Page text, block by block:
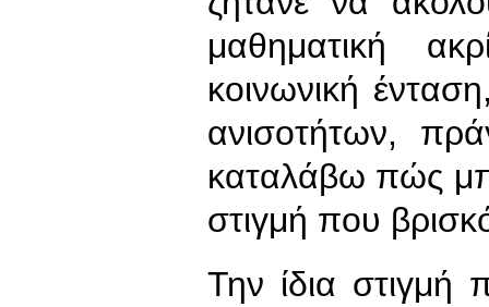
μαθηματική
κοινωνική
ανισοτήτων,
καταλάβω πώς
στιγμή που
Την ίδια στιγμή